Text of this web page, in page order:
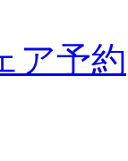
ア予約